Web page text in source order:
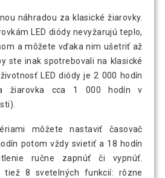
náhradou za klasické žiarovky.
LED diódy nevyžarujú teplo,
a môžete vďaka nim ušetriť až
ste inak spotrebovali na klasické
LED diódy je 2 000 hodín
žiarovka cca 1 000 hodín v
môžete nastaviť časovač
potom vždy svietiť a 18 hodín
ručne zapnúť či vypnúť.
tiež 8 svetelných funkcií: rôzne